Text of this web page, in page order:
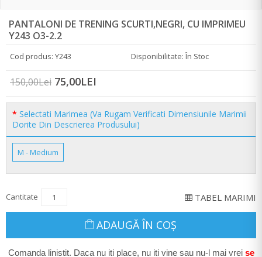
PANTALONI DE TRENING SCURTI,NEGRI, CU IMPRIMEU
Y243 O3-2.2
Cod produs: Y243 Disponibilitate: În Stoc
150,00Lei 75,00LEI
Selectati Marimea (Va Rugam Verificati Dimensiunile Marimii
Dorite Din Descrierea Produsului)
M - Medium
Cantitate TABEL MARIMI
ADAUGĂ ÎN COŞ
Comanda linistit. Daca nu iti place, nu iti vine sau nu-l mai vrei se